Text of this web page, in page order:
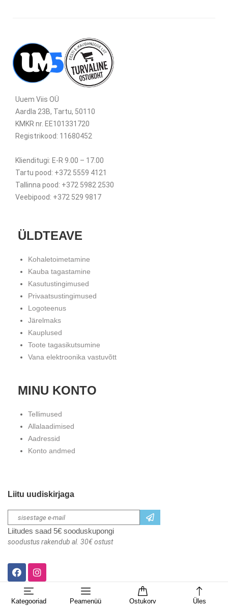
Kategooriad Peamenüü Ostukorv Üles
Uuem Viis OÜ
Aardla 23B, Tartu, 50110
KMKR nr. EE101331720
Registrikood: 11680452
Klienditugi: E-R 9.00 – 17.00
Tartu pood: +372 5559 4121
Tallinna pood: +372 5982 2530
Veebipood: +372 529 9817
ÜLDTEAVE
Kohaletoimetamine
Kauba tagastamine
Kasutustingimused
Privaatsustingimused
Logoteenus
Järelmaks
Kauplused
Toote tagasikutsumine
Vana elektroonika vastuvõtt
MINU KONTO
Tellimused
Allalaadimised
Aadressid
Konto andmed
Liitu uudiskirjaga
Liitudes saad 5€ sooduskupongi
soodustus rakendub al. 30€ ostust